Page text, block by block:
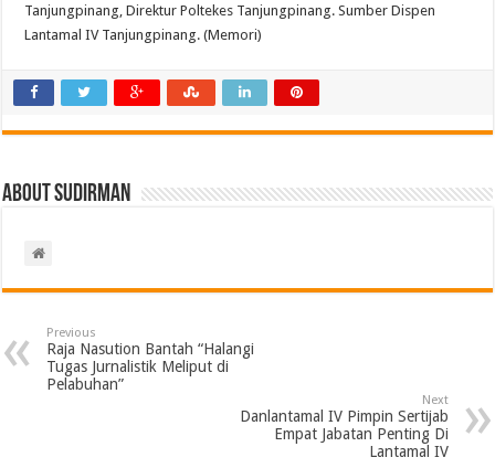
Tanjungpinang, Direktur Poltekes Tanjungpinang. Sumber Dispen
Lantamal IV Tanjungpinang. (Memori)
About Sudirman
Previous
Raja Nasution Bantah “Halangi
Tugas Jurnalistik Meliput di
Pelabuhan”
Next
Danlantamal IV Pimpin Sertijab
Empat Jabatan Penting Di
Lantamal IV